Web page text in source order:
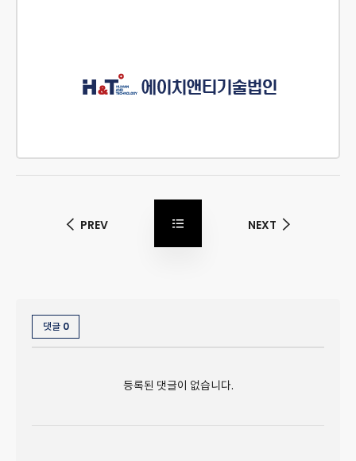
PREV NEXT
댓글 0
등록된 댓글이 없습니다.